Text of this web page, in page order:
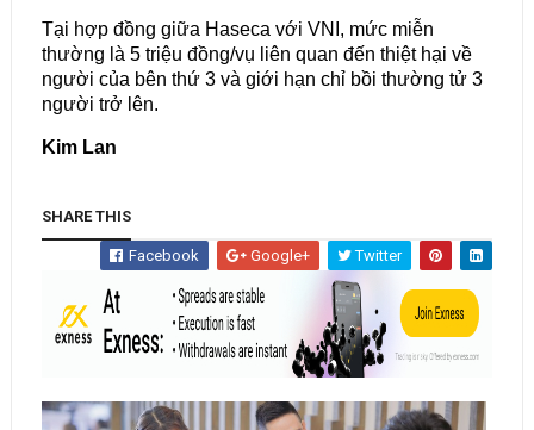
Tại hợp đồng giữa Haseca với VNI, mức miễn
thường là 5 triệu đồng/vụ liên quan đến thiệt hại về
người của bên thứ 3 và giới hạn chỉ bồi thường tử 3
người trở lên.
Kim Lan
SHARE THIS
Facebook Google+ Twitter